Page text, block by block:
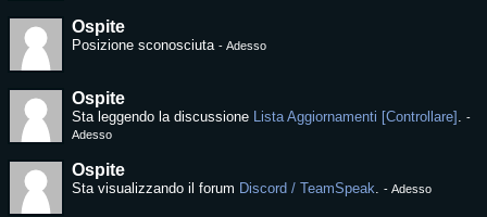
Ospite
Posizione sconosciuta - Adesso
Ospite
Sta leggendo la discussione Lista Aggiornamenti [Controllare] . -
Adesso
Ospite
Sta visualizzando il forum Discord / TeamSpeak. - Adesso